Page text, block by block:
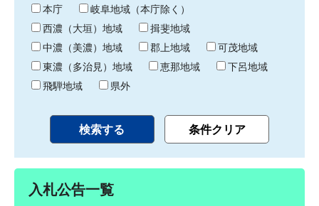
わ
り
本庁
岐阜地域（本庁除く）
西濃（大垣）地域
揖斐地域
中濃（美濃）地域
郡上地域
可茂地域
東濃（多治見）地域
恵那地域
下呂地域
飛騨地域
県外
入札公告一覧